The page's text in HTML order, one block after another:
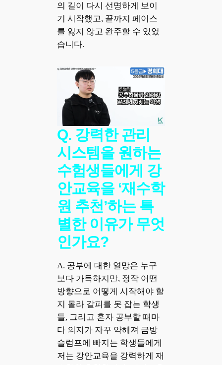
의 길이 다시 선명하게 보이
기 시작했고, 끝까지 페이스
를 잃지 않고 완주할 수 있었
습니다.
Q. 강력한 관리
시스템을 원하는
수험생들에게 강
안교육을 ‘재수학
원 추천’하는 특
별한 이유가 무엇
인가요?
A. 공부에 대한 열망은 누구
보다 가득하지만, 정작 어떤
방향으로 어떻게 시작해야 할
지 몰라 갈피를 못 잡는 학생
들, 그리고 혼자 공부할 때마
다 의지가 자꾸 약해져 금방
슬럼프에 빠지는 학생들에게
저는 강안교육을 강력하게 재